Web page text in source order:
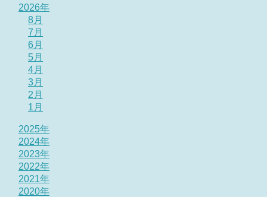
2026年
8月
7月
6月
5月
4月
3月
2月
1月
2025年
2024年
2023年
2022年
2021年
2020年